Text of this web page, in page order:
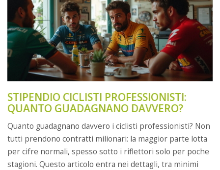
STIPENDIO CICLISTI PROFESSIONISTI:
QUANTO GUADAGNANO DAVVERO?
Quanto guadagnano davvero i ciclisti professionisti? Non
tutti prendono contratti milionari: la maggior parte lotta
per cifre normali, spesso sotto i riflettori solo per poche
stagioni. Questo articolo entra nei dettagli, tra minimi